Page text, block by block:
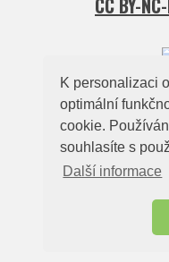
K personalizaci
optimální
cookie.
souhlasíte s
Další informace
CC BY-
© 2026
Zelený pruh 95/
Web design a